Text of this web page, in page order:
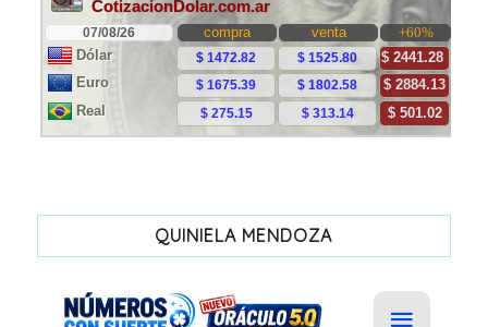
QUINIELA MENDOZA